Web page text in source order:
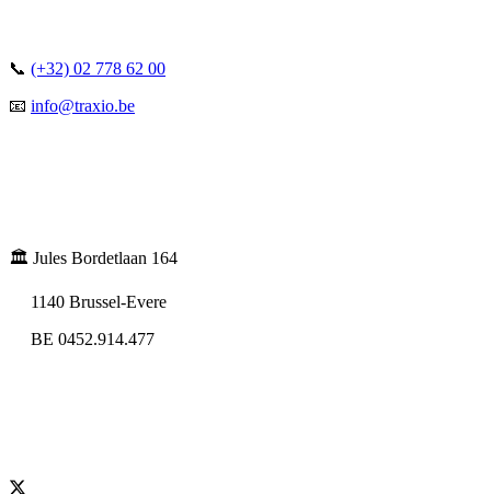
📞 (+32) 02 778 62 00
📧 info@traxio.be
🏛️ Jules Bordetlaan 164
1140 Brussel-Evere
BE 0452.914.477